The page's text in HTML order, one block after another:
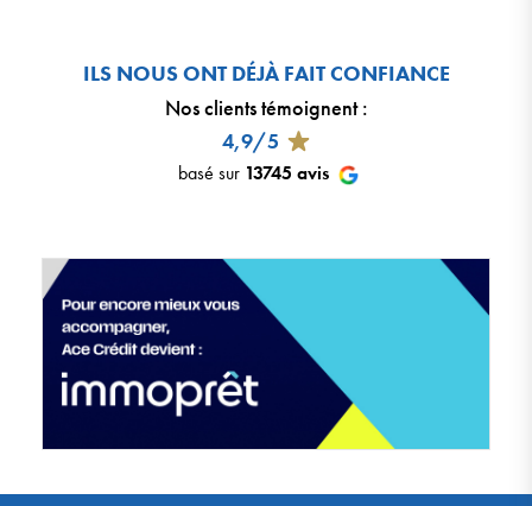
ILS NOUS ONT DÉJÀ FAIT CONFIANCE
Nos clients témoignent:
4,9/5
basé sur 13745 avis